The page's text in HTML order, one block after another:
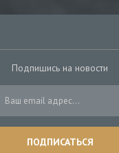
Подпишись на новости